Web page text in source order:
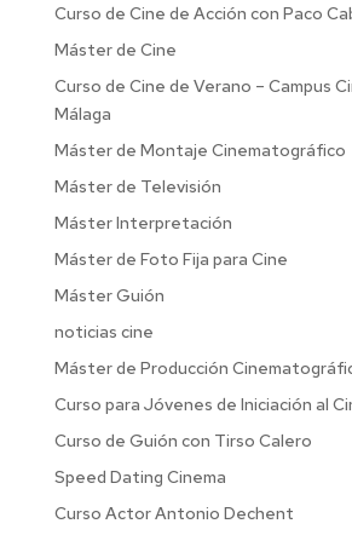
Curso de Cine de Acción con Paco
Máster de Cine
Curso de Cine de Verano – Campus
Málaga
Máster de Montaje Cinematográfico
Máster de Televisión
Máster Interpretación
Máster de Foto Fija para Cine
Máster Guión
noticias cine
Máster de Producción
Curso para Jóvenes de Iniciación al
Curso de Guión con Tirso Calero
Speed Dating Cinema
Curso Actor Antonio Dechent